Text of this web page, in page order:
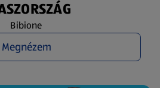
Bibione
Megnézem